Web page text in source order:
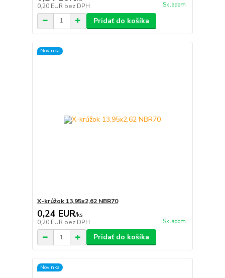
0,20 EUR bez DPH Skladom
Pridať do košíka
Novinka
X-krúžok 13,95x2,62 NBR70
0,24 EUR/ks
0,20 EUR bez DPH Skladom
Pridať do košíka
Novinka